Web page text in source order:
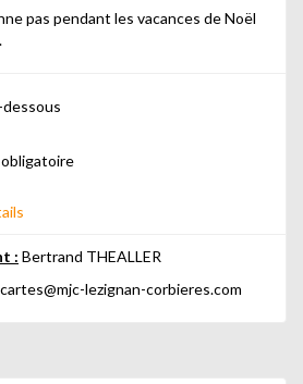
pas pendant les vacances de Noël
: Bertrand THEALLER
cartes@mjc-lezignan-corbieres.com